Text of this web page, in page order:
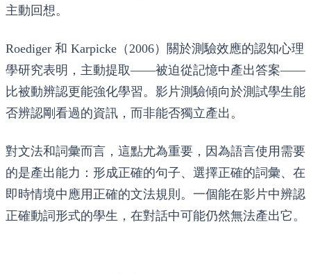
主動回想。
Roediger 和 Karpicke（2006）關於測驗效應的認知心理
學研究表明，主動提取——被迫從記憶中產出答案——
比被動辨認更能強化學習。影片測驗傾向於測試學生能
否辨認剛看過的資訊，而非能否獨立產出。
對文法和詞彙而言，這點尤為重要，因為語言使用需要
的是產出能力：形成正確的句子、選擇正確的詞彙、在
即時情境中應用正確的文法規則。一個能在影片中辨認
正確動詞形式的學生，在對話中可能仍然無法產出它。